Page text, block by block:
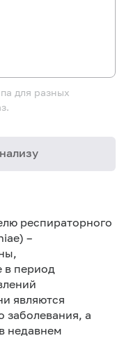
для разных
респираторного
–
в период
являются
заболевания, а
недавнем